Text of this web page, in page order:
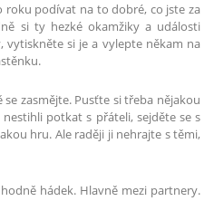
roku podívat na to dobré, co jste za
si ty hezké okamžiky a události
vytiskněte si je a vylepte někam na
zasmějte. Pusťte si třeba nějakou
potkat s přáteli, sejděte se s
hru. Ale raději ji nehrajte s těmi,
hádek. Hlavně mezi partnery.